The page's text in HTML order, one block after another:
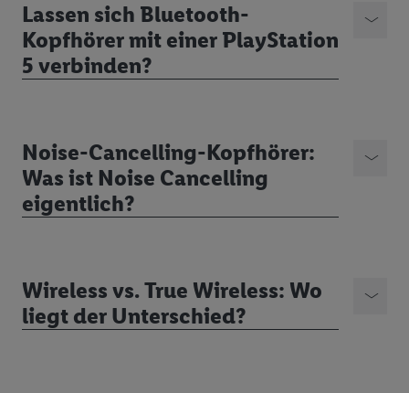
Lassen sich Bluetooth-
Kopfhörer mit einer PlayStation
5 verbinden?
Noise-Cancelling-Kopfhörer:
Was ist Noise Cancelling
eigentlich?
Wireless vs. True Wireless: Wo
liegt der Unterschied?